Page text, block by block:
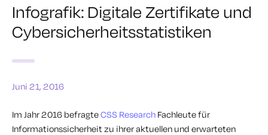
Infografik: Digitale Zertifikate und
Cybersicherheitsstatistiken
Juni 21, 2016
Im Jahr 2016 befragteCSS Research Fachleute für
Informationssicherheit zu ihrer aktuellen und erwarteten